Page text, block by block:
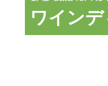
ワイン